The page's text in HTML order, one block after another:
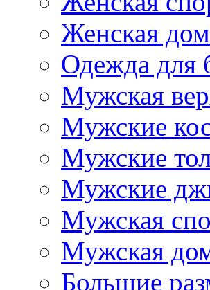
Женская
Одежда для
Мужская
Мужские
Мужские
Мужские
Мужская
Мужская
Большие